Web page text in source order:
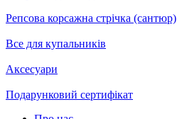
Репсова корсажна стрічка (сантюр)
Все для купальників
Аксесуари
Подарунковий сертифікат